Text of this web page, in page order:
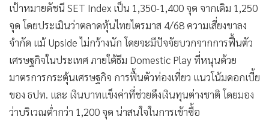
• Factcheck
• ญี่ปุ่น
• News1
• Gotomanager
เป้าหมายดัชนี SET Index เป็น 1,350-1,400 จุด จากเดิม 1,250
จุด โดยประเมินว่าตลาดหุ้นไทยไตรมาส 4/68 ความเสี่ยงขาลง
จำกัด แม้ Upside ไม่กว้างนัก โดยจะมีปัจจัยบวกจากการฟื้นตัว
เศรษฐกิจในประเทศ ภายใต้ธีม Domestic Play ที่หนุนด้วย
มาตรการกระตุ้นเศรษฐกิจ การฟื้นตัวท่องเที่ยว แนวโน้มดอกเบี้ย
ของ ธปท. และ เงินบาทแข็งค่าที่ช่วยดึงเงินทุนต่างชาติ โดยมอง
ว่าบริเวณต่ำกว่า 1,200 จุด น่าสนใจในการเข้าซื้อ